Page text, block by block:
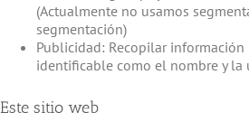
(Actualmente no usamos
segmentación)
Publicidad: Recopilar
identificable como el nombre y la
Este sitio web